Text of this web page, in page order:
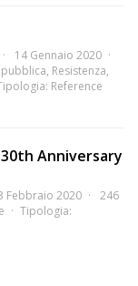
14 Gennaio 2020
, Resistenza,
Reference
Anniversary
Febbraio 2020
246
Tipologia: